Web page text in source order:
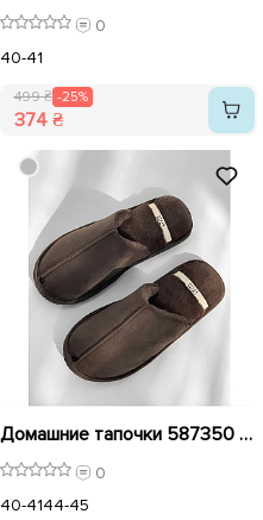
0
40-41
499 ₴ -25%
374 ₴
Домашние тапочки 587350 Коричневые
0
40-4144-45